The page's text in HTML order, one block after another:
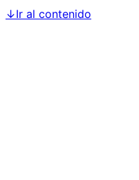
↓Ir al contenido